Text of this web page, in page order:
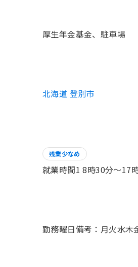
厚生年金基金、駐車場
北海道 登別市
残業少なめ
就業時間1 8時30分〜17